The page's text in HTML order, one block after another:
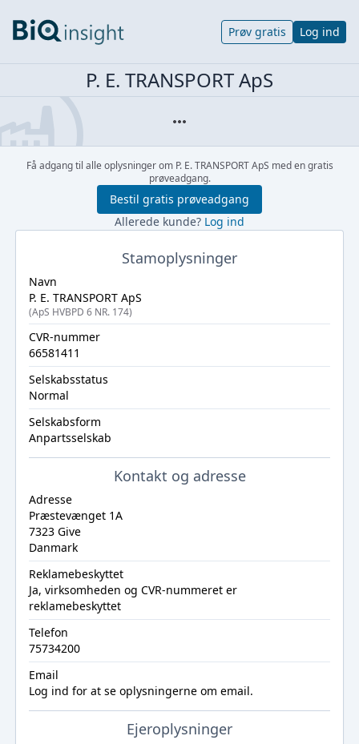
Prøv gratis Log ind
P. E. TRANSPORT ApS
Få adgang til alle oplysninger om P. E. TRANSPORT ApS med en gratis
prøveadgang.
Bestil gratis prøveadgang
Allerede kunde? Log ind
Stamoplysninger
Navn
P. E. TRANSPORT ApS
(ApS HVBPD 6 NR. 174)
CVR-nummer
66581411
Selskabsstatus
Normal
Selskabsform
Anpartsselskab
Kontakt og adresse
Adresse
Præstevænget 1A
7323 Give
Danmark
Reklamebeskyttet
Ja, virksomheden og CVR-nummeret er
reklamebeskyttet
Telefon
75734200
Email
Log ind for at se oplysningerne om email.
Ejeroplysninger